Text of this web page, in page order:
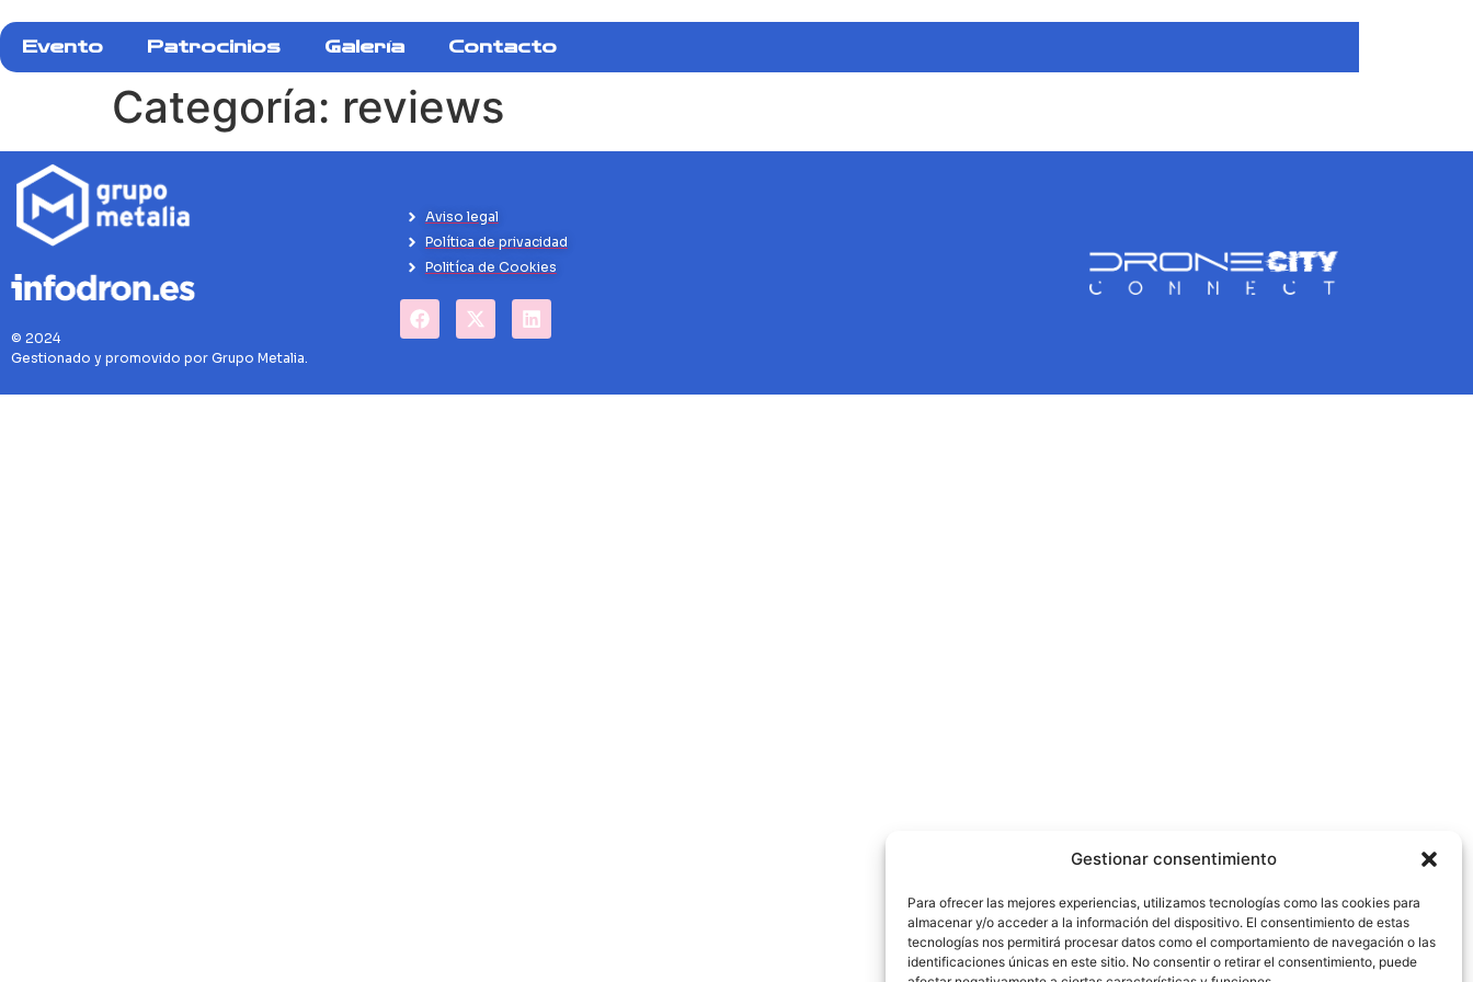
Gestionar consentimiento
Para ofrecer las mejores experiencias, utilizamos tecnologías como las cookies para
almacenar y/o acceder a la información del dispositivo. El consentimiento de estas
tecnologías nos permitirá procesar datos como el comportamiento de navegación o las
identificaciones únicas en este sitio. No consentir o retirar el consentimiento, puede
Evento Patrocinios Galería Contacto
Categoría: reviews
© 2024
Gestionado y promovido por Grupo Metalia.
Aviso legal
Política de privacidad
Politíca de Cookies